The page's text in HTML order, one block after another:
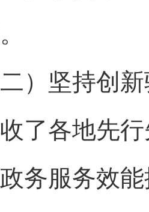
坚持创新
了各地先
务服务效